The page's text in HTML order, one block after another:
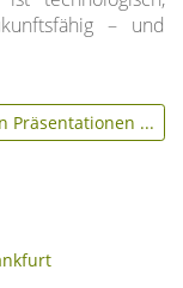
– und
Präsentationen ...